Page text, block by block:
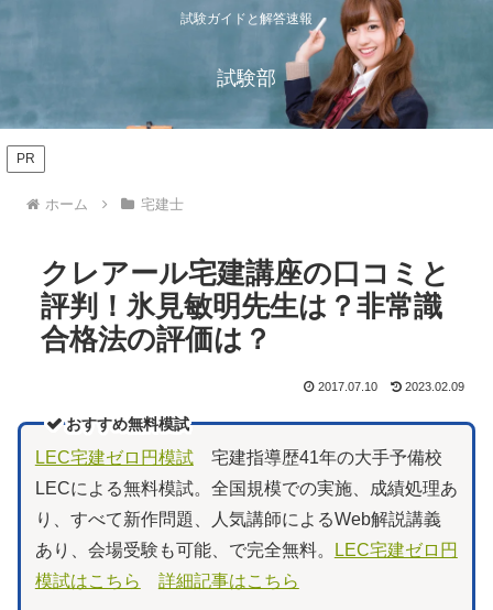
試験ガイドと解答速報
試験部
PR
ホーム 宅建士
クレアール宅建講座の口コミと
評判！氷見敏明先生は？非常識
合格法の評価は？
2017.07.10 2023.02.09
おすすめ無料模試
LEC宅建ゼロ円模試宅建指導歴41年の大手予備校
LECによる無料模試。全国規模での実施、成績処理あ
り、すべて新作問題、人気講師によるWeb解説講義
あり、会場受験も可能、で完全無料。
LEC宅建ゼロ円
模試はこちら
詳細記事はこちら